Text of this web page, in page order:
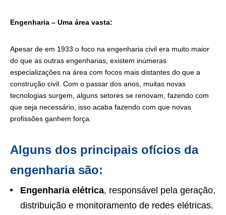
Engenharia – Uma área vasta:
Apesar de em 1933 o foco na engenharia civil era muito maior
do que as outras engenharias, existem inúmeras
especializações na área com focos mais distantes do que a
construção civil. Com o passar dos anos, muitas novas
tecnologias surgem, alguns setores se renovam, fazendo com
que seja necessário, isso acaba fazendo com que novas
profissões ganhem força.
Alguns dos principais ofícios da
engenharia são:
Engenharia elétrica, responsável pela geração,
distribuição e monitoramento de redes elétricas.